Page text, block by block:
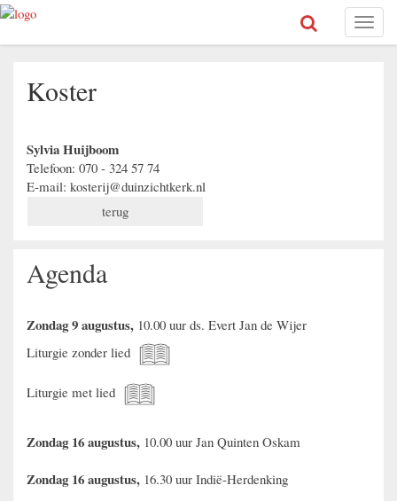
Koster
Sylvia Huijboom
Telefoon: 070 - 324 57 74
E-mail: kosterij@duinzichtkerk.nl
terug
Agenda
Zondag 9 augustus, 10.00 uur ds. Evert Jan de Wijer
Liturgie zonder lied
Liturgie met lied
Zondag 16 augustus, 10.00 uur Jan Quinten Oskam
Zondag 16 augustus, 16.30 uur Indië-Herdenking